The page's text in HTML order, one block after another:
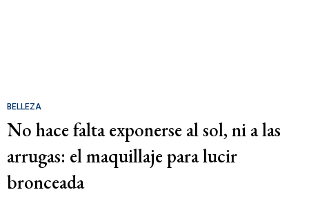
BELLEZA
No hace falta exponerse al sol, ni a las
arrugas: el maquillaje para lucir
bronceada